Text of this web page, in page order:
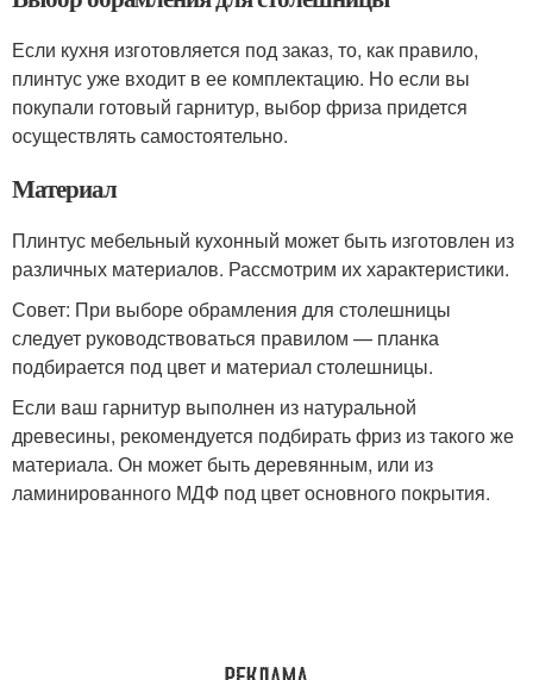
Если кухня изготовляется под заказ, то, как правило,
плинтус уже входит в ее комплектацию. Но если вы
покупали готовый гарнитур, выбор фриза придется
осуществлять самостоятельно.
Материал
Плинтус мебельный кухонный может быть изготовлен из
различных материалов. Рассмотрим их характеристики.
Совет: При выборе обрамления для столешницы
следует руководствоваться правилом — планка
подбирается под цвет и материал столешницы.
Если ваш гарнитур выполнен из натуральной
древесины, рекомендуется подбирать фриз из такого же
материала. Он может быть деревянным, или из
ламинированного МДФ под цвет основного покрытия.